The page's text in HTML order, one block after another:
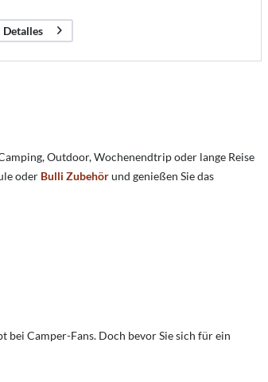
Detalles
Outdoor, Wochenendtrip oder lange Reise
oder Bulli Zubehörund genießen Sie das
bei Camper-Fans. Doch bevor Sie sich für ein